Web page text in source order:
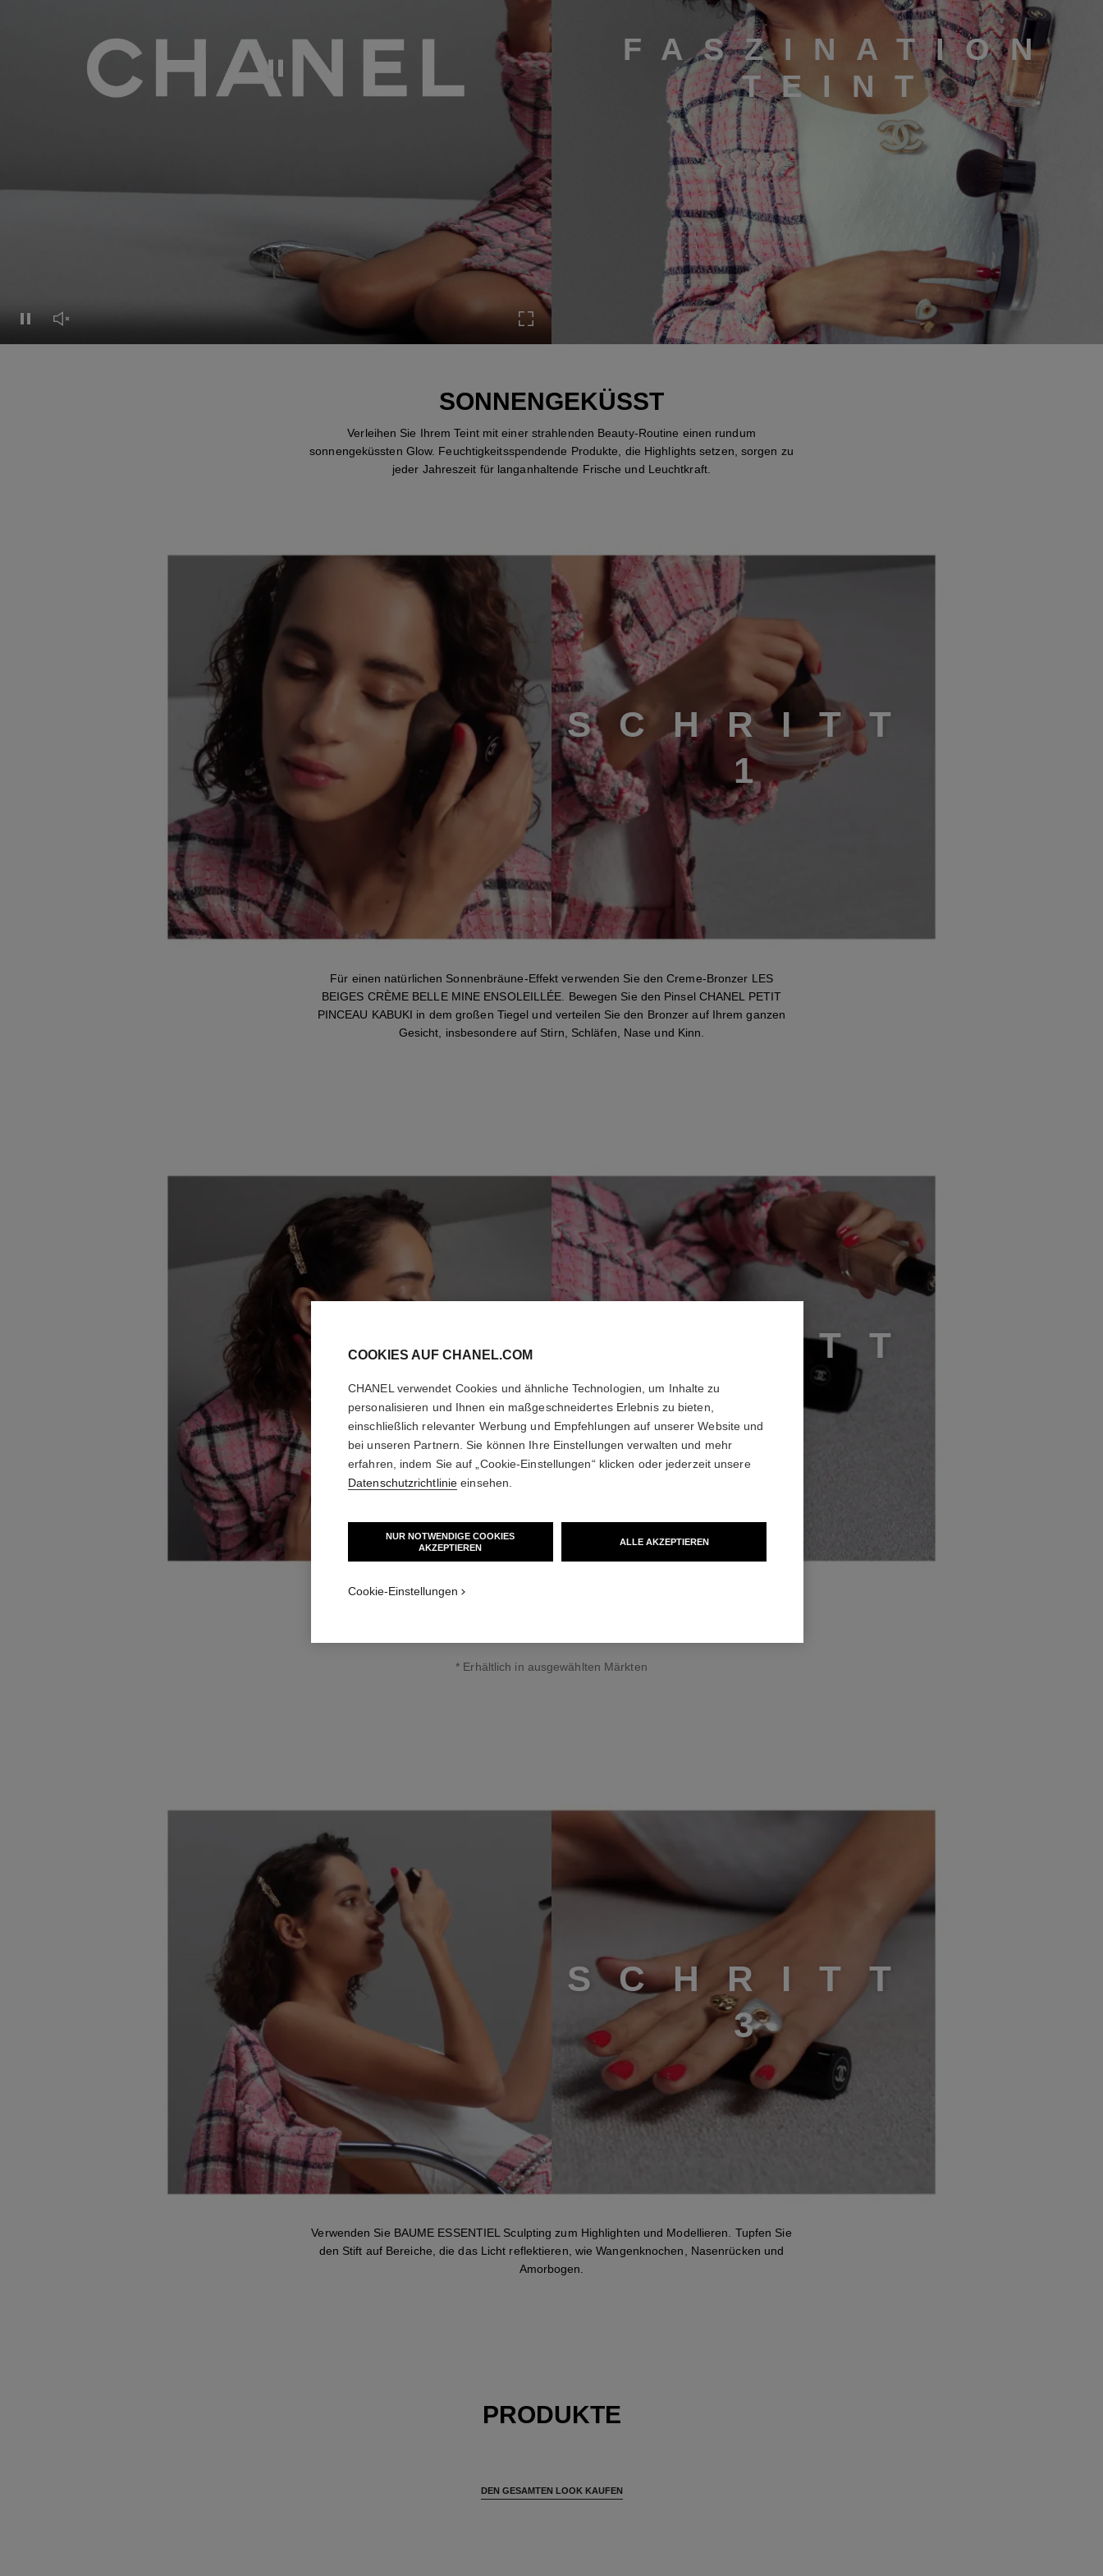
Video pausieren
Video pausieren
Video-Stummschaltung deaktivieren Vollbild aktivieren
FASZINATION
TEINT
SONNENGEKÜSST
Verleihen Sie Ihrem Teint mit einer strahlenden Beauty-Routine einen rundum
sonnengeküssten Glow. Feuchtigkeitsspendende Produkte, die Highlights setzen, sorgen zu
jeder Jahreszeit für langanhaltende Frische und Leuchtkraft.
S CHRITT
1
Für einen natürlichen Sonnenbräune-Effekt verwenden Sie den Creme-Bronzer LES
BEIGES CRÈME BELLE MINE ENSOLEILLÉE. Bewegen Sie den Pinsel CHANEL PETIT
PINCEAU KABUKI in dem großen Tiegel und verteilen Sie den Bronzer auf Ihrem ganzen
Gesicht, insbesondere auf Stirn, Schläfen, Nase und Kinn.
ITT
Tragen Sie den LES BEIGES FLUID-HIGHLIGHTER* auf, um den sonnengeküssten Look
* Erhältlich in ausgewählten Märkten
SCH R ITT
3
Verwenden Sie BAUME ESSENTIEL Sculpting zum Highlighten und Modellieren. Tupfen Sie
den Stift auf Bereiche, die das Licht reflektieren, wie Wangenknochen, Nasenrücken und
Amorbogen.
PRODUKTE
DEN GESAMTEN LOOK KAUFEN
COOKIES AUF CHANEL.COM
CHANEL verwendet Cookies und ähnliche Technologien, um Inhalte zu
personalisieren und Ihnen ein maßgeschneidertes Erlebnis zu bieten,
einschließlich relevanter Werbung und Empfehlungen auf unserer Website und
bei unseren Partnern. Sie können Ihre Einstellungen verwalten und mehr
erfahren, indem Sie auf „Cookie-Einstellungen“ klicken oder jederzeit unsere
Datenschutzrichtlinie einsehen.
NUR NOTWENDIGE COOKIES
AKZEPTIEREN
ALLE AKZEPTIEREN
Cookie-Einstellungen